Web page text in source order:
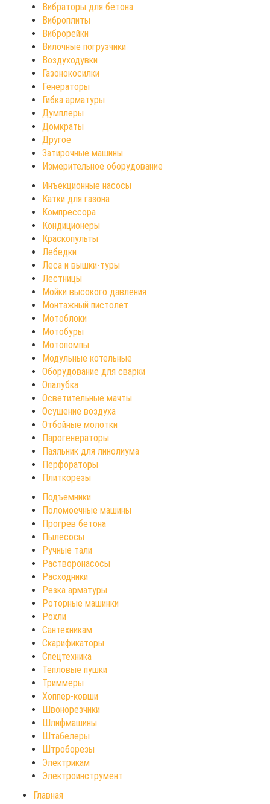
Вибраторы для бетона
Виброплиты
Виброрейки
Вилочные погрузчики
Воздуходувки
Газонокосилки
Генераторы
Гибка арматуры
Думплеры
Домкраты
Другое
Затирочные машины
Измерительное оборудование
Инъекционные насосы
Катки для газона
Компрессора
Кондиционеры
Краскопульты
Лебедки
Леса и вышки-туры
Лестницы
Мойки высокого давления
Монтажный пистолет
Мотоблоки
Мотобуры
Мотопомпы
Модульные котельные
Оборудование для сварки
Опалубка
Осветительные мачты
Осушение воздуха
Отбойные молотки
Парогенераторы
Паяльник для линолиума
Перфораторы
Плиткорезы
Подъемники
Поломоечные машины
Прогрев бетона
Пылесосы
Ручные тали
Растворонасосы
Расходники
Резка арматуры
Роторные машинки
Рохли
Сантехникам
Скарификаторы
Спецтехника
Тепловые пушки
Триммеры
Хоппер-ковши
Швонорезчики
Шлифмашины
Штабелеры
Штроборезы
Электрикам
Электроинструмент
Главная